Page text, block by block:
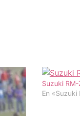
Suzuki
En